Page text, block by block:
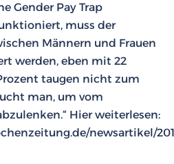
Gender Pay Trap
muss der
Männern und Frauen
werden, eben mit 22
taugen nicht zum
man, um vom
Hier weiterlesen:
newsartikel/